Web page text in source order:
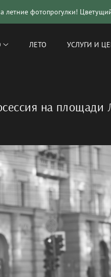
ЛЕТО УСЛУГИ И
на площади
Цветущий город 2–4